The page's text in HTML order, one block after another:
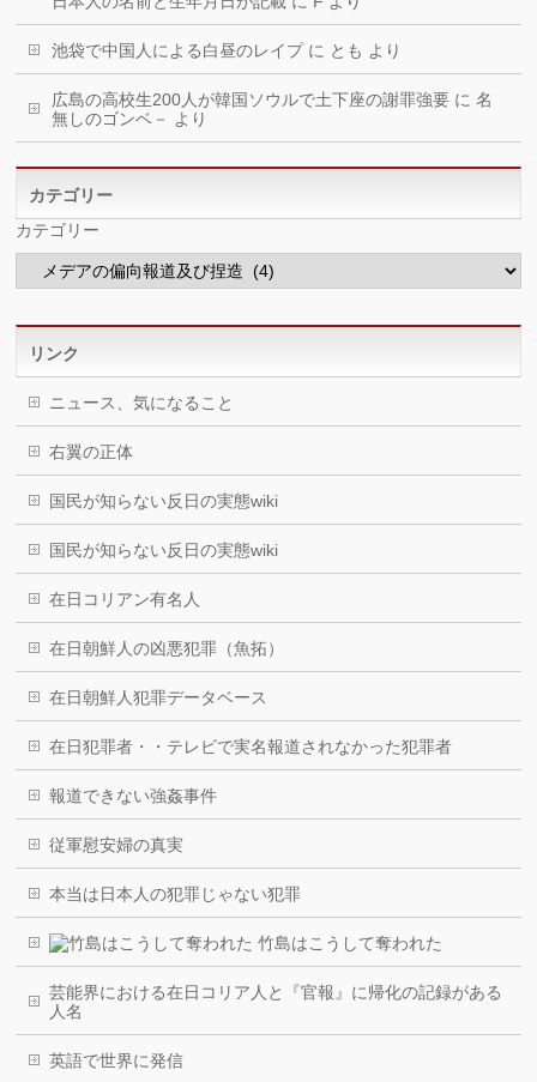
池袋で中国人による白昼のレイプに とも より
広島の高校生200人が韓国ソウルで土下座の謝罪強要 に名
無しのゴンベ－
より
カテゴリー
カテゴリー
リンク
ニュース、気になること
右翼の正体
国民が知らない反日の実態wiki
国民が知らない反日の実態wiki
在日コリアン有名人
在日朝鮮人の凶悪犯罪（魚拓）
在日朝鮮人犯罪データベース
在日犯罪者・・テレビで実名報道されなかった犯罪者
報道できない強姦事件
従軍慰安婦の真実
本当は日本人の犯罪じゃない犯罪
竹島はこうして奪われた
芸能界における在日コリア人と『官報』に帰化の記録がある
人名
英語で世界に発信